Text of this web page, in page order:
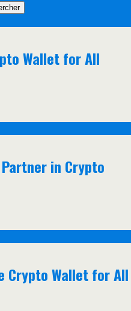
Wallet for All
in Crypto
Crypto Wallet for All